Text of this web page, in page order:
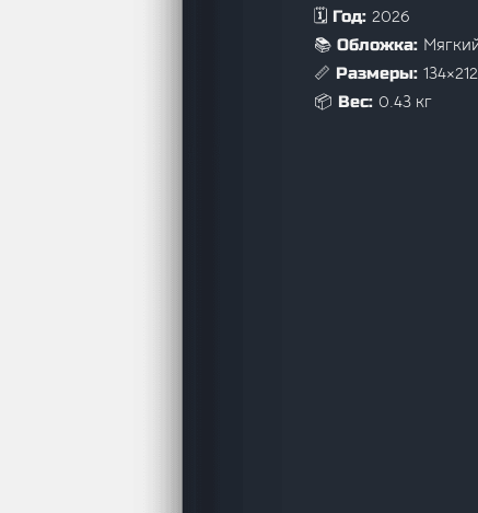
🗓️ Год: 2026
📚 Обложка:
📏 Размеры:
📦 Вес: 0.43 кг